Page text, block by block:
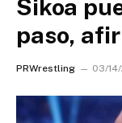
Sikoa
paso,
PRWrestling 03/